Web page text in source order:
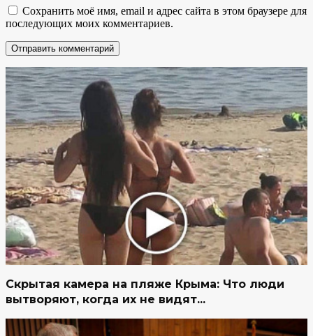
Сохранить моё имя, email и адрес сайта в этом браузере для
последующих моих комментариев.
Скрытая камера на пляже Крыма: Что люди
вытворяют, когда их не видят...